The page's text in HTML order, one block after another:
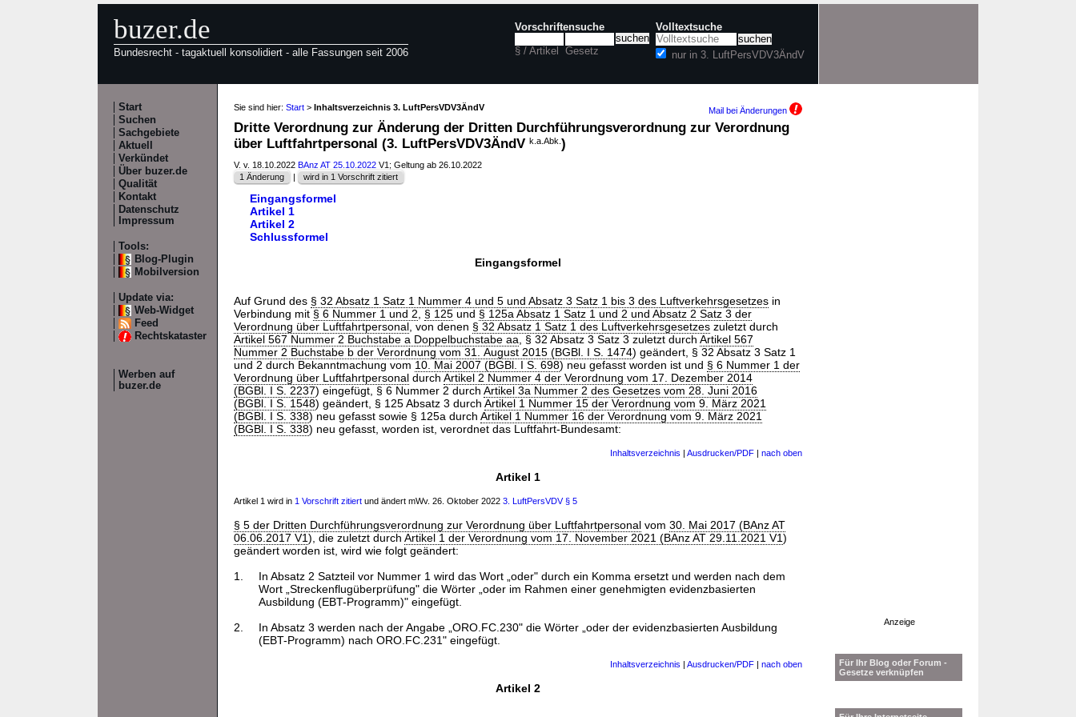
buzer.de
Bundesrecht - tagaktuell konsolidiert - alle Fassungen seit 2006
Vorschriftensuche
§ / Artikel Gesetz
Volltextsuche
nur in 3. LuftPersVDV3ÄndV
Start
Suchen
Sachgebiete
Aktuell
Verkündet
Über buzer.de
Qualität
Kontakt
Datenschutz
Impressum
Tools:
Blog-Plugin
Mobilversion
Update via:
Web-Widget
Feed
Rechtskataster
Werben auf
buzer.de
Sie sind hier: Start > Inhaltsverzeichnis 3. LuftPersVDV3ÄndV Mail bei Änderungen
Dritte Verordnung zur Änderung der Dritten Durchführungsverordnung zur Verordnung
über Luftfahrtpersonal (3. LuftPersVDV3ÄndV k.a.Abk. )
V. v. 18.10.2022 BAnz AT 25.10.2022 V1; Geltung ab 26.10.2022
1 Änderung
| wird in 1 Vorschrift zitiert
Eingangsformel
Artikel 1
Artikel 2
Schlussformel
Eingangsformel
Auf Grund des § 32 Absatz 1 Satz 1 Nummer 4 und 5 und Absatz 3 Satz 1 bis 3 des Luftverkehrsgesetzes in
Verbindung mit § 6 Nummer 1 und 2 § 125 und § 125a Absatz 1 Satz 1 und 2 und Absatz 2 Satz 3 der
Verordnung über Luftfahrtpersonal , von denen § 32 Absatz 1 Satz 1 des Luftverkehrsgesetzes zuletzt durch
Artikel 567 Nummer 2 Buchstabe a Doppelbuchstabe aa , § 32 Absatz 3 Satz 3 zuletzt durch Artikel 567
Nummer 2 Buchstabe b der Verordnung vom 31. August 2015 (BGBl. I S. 1474) geändert, § 32 Absatz 3 Satz 1
und 2 durch Bekanntmachung vom 10. Mai 2007 (BGBl. I S. 698) neu gefasst worden ist und § 6 Nummer 1 der
Verordnung über Luftfahrtpersonal durch Artikel 2 Nummer 4 der Verordnung vom 17. Dezember 2014
(BGBl. I S. 2237) eingefügt, § 6 Nummer 2 durch Artikel 3a Nummer 2 des Gesetzes vom 28. Juni 2016
(BGBl. I S. 1548) geändert, § 125 Absatz 3 durch Artikel 1 Nummer 15 der Verordnung vom 9. März 2021
(BGBl. I S. 338) neu gefasst sowie § 125a durch Artikel 1 Nummer 16 der Verordnung vom 9. März 2021
(BGBl. I S. 338) neu gefasst, worden ist, verordnet das Luftfahrt-Bundesamt:
Inhaltsverzeichnis | Ausdrucken/PDF | nach oben
Artikel 1
Artikel 1 wird in 1 Vorschrift zitiert und ändert mWv. 26. Oktober 2022 3. LuftPersVDV § 5
§ 5 der Dritten Durchführungsverordnung zur Verordnung über Luftfahrtpersonal vom 30. Mai 2017 (BAnz AT
06.06.2017 V1), die zuletzt durch Artikel 1 der Verordnung vom 17. November 2021 (BAnz AT 29.11.2021 V1)
geändert worden ist, wird wie folgt geändert:
1.
In Absatz 2 Satzteil vor Nummer 1 wird das Wort „oder" durch ein Komma ersetzt und werden nach dem
Wort „Streckenflugüberprüfung" die Wörter „oder im Rahmen einer genehmigten evidenzbasierten
Ausbildung (EBT-Programm)" eingefügt.
2.
In Absatz 3 werden nach der Angabe „ORO.FC.230" die Wörter „oder der evidenzbasierten Ausbildung
(EBT-Programm) nach ORO.FC.231" eingefügt.
Inhaltsverzeichnis | Ausdrucken/PDF | nach oben
Artikel 2
Anzeige
Für Ihr Blog oder Forum -
Gesetze verknüpfen